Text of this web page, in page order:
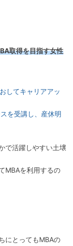
取得を目指す女性
してキャリアアッ
を受講し、産休明
で活躍しやすい土壌
MBAを利用するの
にとってもMBAの